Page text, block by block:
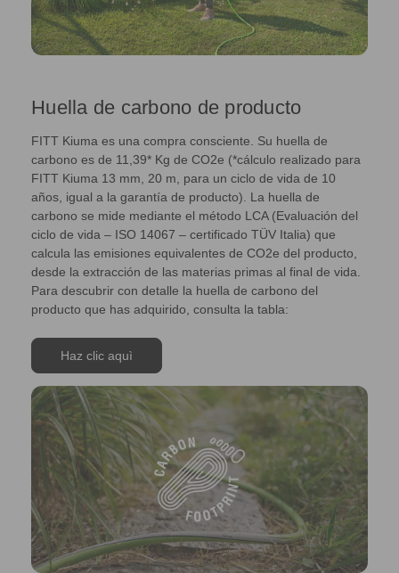
Huella de carbono de producto
FITT Kiuma es una compra consciente. Su huella de
carbono es de 11,39* Kg de CO2e (*cálculo realizado para
FITT Kiuma 13 mm, 20 m, para un ciclo de vida de 10
años, igual a la garantía de producto). La huella de
carbono se mide mediante el método LCA (Evaluación del
ciclo de vida – ISO 14067 – certificado TÜV Italia) que
calcula las emisiones equivalentes de CO2e del producto,
desde la extracción de las materias primas al final de vida.
Para descubrir con detalle la huella de carbono del
producto que has adquirido, consulta la tabla:
Haz clic aquì